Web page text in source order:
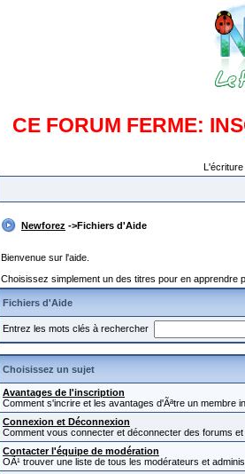
CE FORUM FERME:
Newforez ->Fichiers d'Aide
Bienvenue sur l'aide.
Choisissez simplement un des titres pour en
Fichiers d'Aide
Entrez les mots clés à rechercher
Choisissez un sujet
Avantages de l'inscription
Comment s'incrire et les avantages d'Ãªtre un membre
Connexion et Déconnexion
Comment vous connecter et déconnecter des forums
Contacter l'équipe de modération
OÃ¹ trouver une liste de tous les modérateurs et